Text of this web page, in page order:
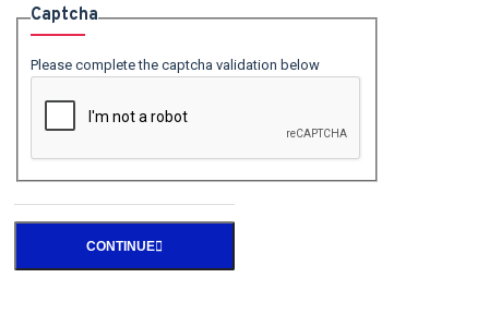
Captcha
Please complete the captcha validation below
CONTINUE